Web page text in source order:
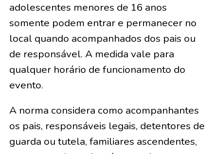
adolescentes menores de 16 anos
somente podem entrar e permanecer no
local quando acompanhados dos pais ou
de responsável. A medida vale para
qualquer horário de funcionamento do
evento.
A norma considera como acompanhantes
os pais, responsáveis legais, detentores de
guarda ou tutela, familiares ascendentes,